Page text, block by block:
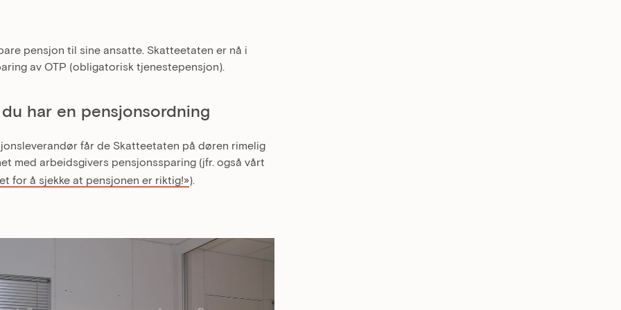
pensjon til sine ansatte. Skatteetaten er nå i
av OTP (obligatorisk tjenestepensjon).
har en pensjonsordning
får de Skatteetaten på døren rimelig
med arbeidsgivers pensjonssparing (jfr. også vårt
for å sjekke at pensjonen er riktig!»).